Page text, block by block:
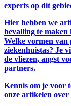
experts op dit
Hier hebben we
bevalling te maken
Welke vormen
ziekenhuistas? Je
de vliezen, angst
partners.
Kennis om je voor
onze artikelen